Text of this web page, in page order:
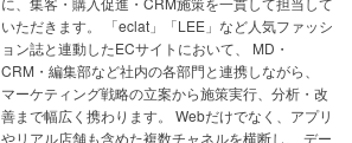
いただきます。 「eclat」「LEE」など人気ファッシ
ョン誌と連動したECサイトにおいて、 MD・
CRM・編集部など社内の各部門と連携しながら、
マーケティング戦略の立案から施策実行、分析・改
善まで幅広く携わります。 Webだけでなく、アプリ
やリアル店舗も含めた複数チャネルを横断し、 デー